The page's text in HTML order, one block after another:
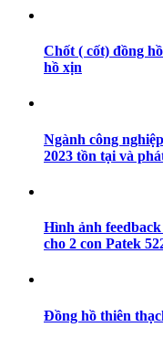
Chốt ( cốt) đồng
hồ xịn
Ngành công
2023 tồn tại và
Hình ảnh
cho 2 con Patek
Đồng hồ thiên